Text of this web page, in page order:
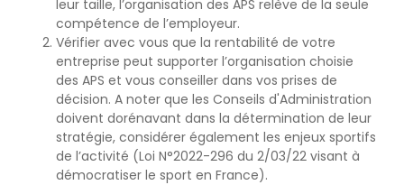
leur taille, l’organisation des APS relève de la seule
compétence de l’employeur.
Vérifier avec vous que la rentabilité de votre
entreprise peut supporter l’organisation choisie
des APS et vous conseiller dans vos prises de
décision. A noter que les Conseils d'Administration
doivent dorénavant dans la détermination de leur
stratégie, considérer également les enjeux sportifs
de l’activité (Loi N°2022-296 du 2/03/22 visant à
démocratiser le sport en France).